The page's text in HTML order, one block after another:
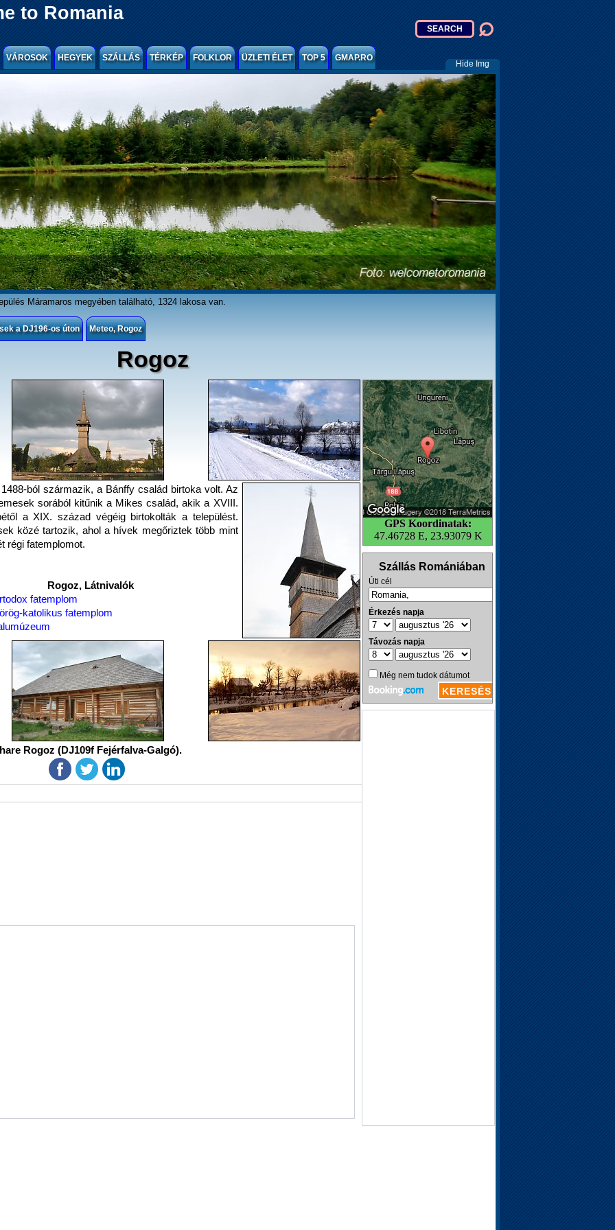
to Romania
VÁROSOK HEGYEK SZÁLLÁS TÉRKÉP FOLKLOR ÜZLETI ÉLET TOP 5 GMAP.RO
Hide Img
Máramaros megyében található, 1324 lakosa van.
a DJ196-os úton Meteo, Rogoz
Rogoz
GPS Koordinatak:
47.46728 E, 23.93079 K
ból származik, a Bánffy család birtoka volt. Az
sorából kitűnik a Mikes család, akik a XVIII.
a XIX. század végéig birtokolták a települést.
közé tartozik, ahol a hívek megőriztek több mint
régi fatemplomot.
Rogoz, Látnivalók
fatemplom
katolikus fatemplom
Rogoz (DJ109f Fejérfalva-Galgó).